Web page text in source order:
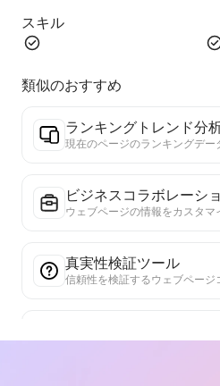
スキル
類似のおすすめ
ランキングトレンド分
ビジネスコラボレーシ
真実性検証ツール